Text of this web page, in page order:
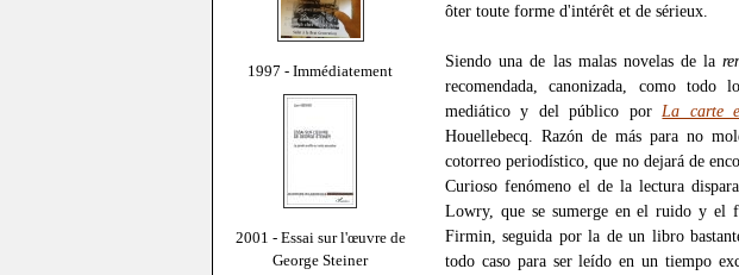
1997 - Immédiatement
2001 - Essai sur l'œuvre de
George Steiner
ôter toute forme d'intérêt et de sérieux.
Siendo una de las malas novelas de la
recomendada, canonizada, como
mediático y del público por La carte
Houellebecq. Razón de más para no
cotorreo periodístico, que no dejará de
Curioso fenómeno el de la lectura
Lowry, que se sumerge en el ruido y el
Firmin, seguida por la de un libro
todo caso para ser leído en un tiempo